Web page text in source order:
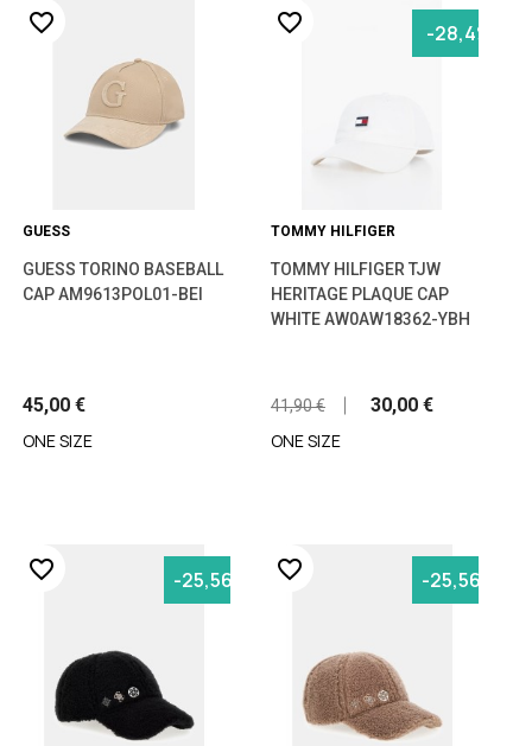
GUESS
GUESS TORINO BASEBALL
CAP AM9613POL01-BEI
45,00 €
ONE SIZE
favorite_border
TOMMY HILFIGER
TOMMY HILFIGER TJW
HERITAGE PLAQUE CAP
WHITE AW0AW18362-YBH
41,90 €
30,00 €
ONE SIZE
-28,4%
favorite_border
-25,56%
favorite_border -25,56%
favorite_border